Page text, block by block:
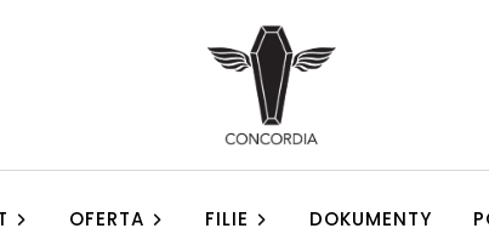
OFERTA FILIE DOKUMENTY